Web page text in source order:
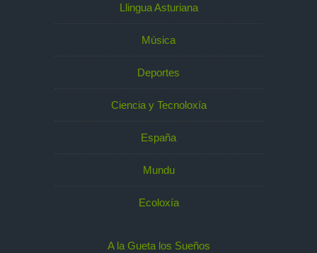
Llingua Asturiana
Música
Deportes
Ciencia y Tecnoloxía
España
Mundu
Ecoloxía
A la Gueta los Sueños